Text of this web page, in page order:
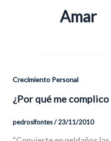
Amar
Crecimiento Personal
¿Por qué me complico
pedrosifontes/23/11/2010